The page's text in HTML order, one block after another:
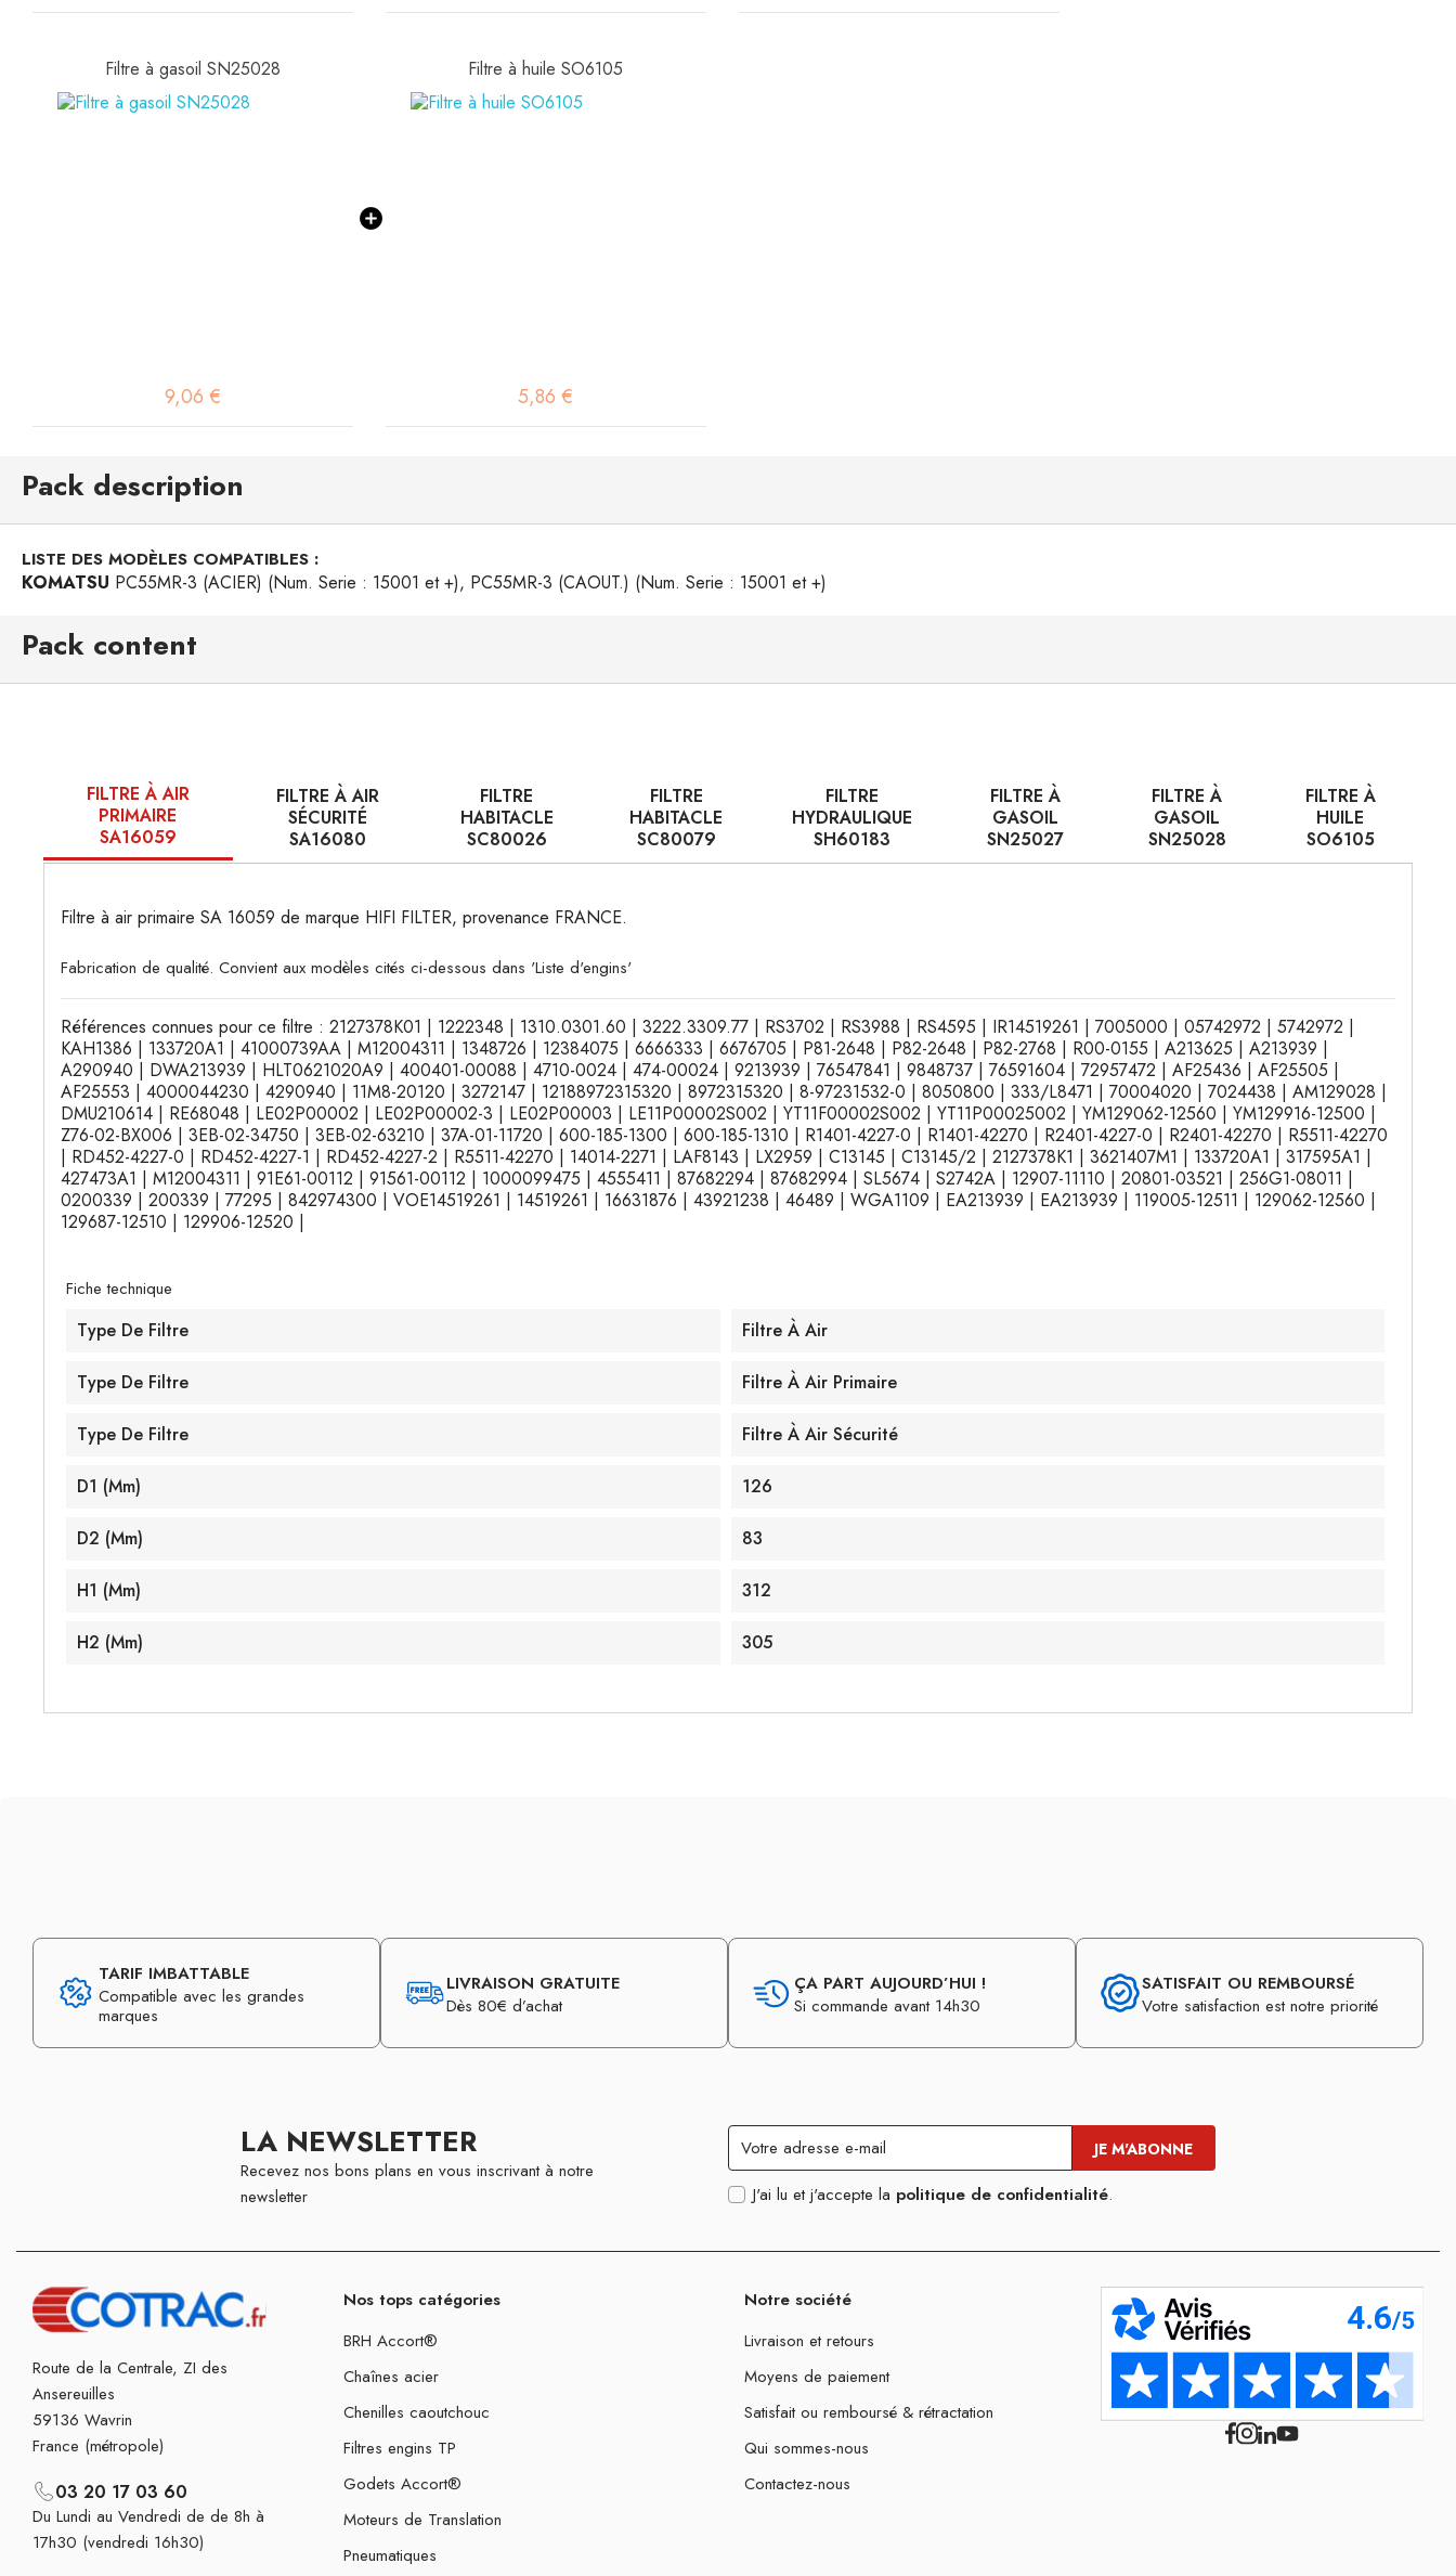
Filtre à gasoil SN25028
9,06 €
Filtre à huile SO6105
5,86 €
Pack description
LISTE DES MODÈLES COMPATIBLES :
KOMATSU PC55MR-3 (ACIER) (Num. Serie : 15001 et +), PC55MR-3 (CAOUT.) (Num. Serie : 15001 et +)
Pack content
FILTRE À AIR
PRIMAIRE
SA16059
FILTRE À AIR
SÉCURITÉ
SA16080
FILTRE
HABITACLE
SC80026
FILTRE
HABITACLE
SC80079
FILTRE
HYDRAULIQUE
SH60183
FILTRE À
GASOIL
SN25027
FILTRE À
GASOIL
SN25028
FILTRE À
HUILE
SO6105
Filtre à air primaire SA 16059 de marque HIFI FILTER, provenance FRANCE.
Fabrication de qualité. Convient aux modèles cités ci-dessous dans 'Liste d'engins'
Références connues pour ce filtre : 2127378K01 | 1222348 | 1310.0301.60 | 3222.3309.77 | RS3702 | RS3988 | RS4595 | IR14519261 | 7005000 | 05742972 | 5742972 |
KAH1386 | 133720A1 | 41000739AA | M12004311 | 1348726 | 12384075 | 6666333 | 6676705 | P81-2648 | P82-2648 | P82-2768 | R00-0155 | A213625 | A213939 |
A290940 | DWA213939 | HLT0621020A9 | 400401-00088 | 4710-0024 | 474-00024 | 9213939 | 76547841 | 9848737 | 76591604 | 72957472 | AF25436 | AF25505 |
AF25553 | 4000044230 | 4290940 | 11M8-20120 | 3272147 | 12188972315320 | 8972315320 | 8-97231532-0 | 8050800 | 333/L8471 | 70004020 | 7024438 | AM129028 |
DMU210614 | RE68048 | LE02P00002 | LE02P00002-3 | LE02P00003 | LE11P00002S002 | YT11F00002S002 | YT11P00025002 | YM129062-12560 | YM129916-12500 |
Z76-02-BX006 | 3EB-02-34750 | 3EB-02-63210 | 37A-01-11720 | 600-185-1300 | 600-185-1310 | R1401-4227-0 | R1401-42270 | R2401-4227-0 | R2401-42270 | R5511-42270
| RD452-4227-0 | RD452-4227-1 | RD452-4227-2 | R5511-42270 | 14014-2271 | LAF8143 | LX2959 | C13145 | C13145/2 | 2127378K1 | 3621407M1 | 133720A1 | 317595A1 |
427473A1 | M12004311 | 91E61-00112 | 91561-00112 | 1000099475 | 4555411 | 87682294 | 87682994 | SL5674 | S2742A | 12907-11110 | 20801-03521 | 256G1-08011 |
0200339 | 200339 | 77295 | 842974300 | VOE14519261 | 14519261 | 16631876 | 43921238 | 46489 | WGA1109 | EA213939 | EA213939 | 119005-12511 | 129062-12560 |
129687-12510 | 129906-12520 |
Fiche technique
Type De Filtre Filtre À Air
Type De Filtre Filtre À Air Primaire
Type De Filtre Filtre À Air Sécurité
D1 (mm) 126
D2 (mm) 83
H1 (mm) 312
H2 (mm) 305
TARIF IMBATTABLE
Compatible avec les grandes
marques
LIVRAISON GRATUITE
Dès 80€ d’achat
ÇA PART AUJOURD’HUI !
Si commande avant 14h30
SATISFAIT OU REMBOURSÉ
Votre satisfaction est notre priorité
LA NEWSLETTER
Recevez nos bons plans en vous inscrivant à notre
newsletter
J'ai lu et j'accepte la politique de confidentialité.
Route de la Centrale, ZI des
Ansereuilles
59136 Wavrin
France (métropole)
03 20 17 03 60
Du Lundi au Vendredi de de 8h à
17h30 (vendredi 16h30)
Nos tops catégories
BRH Accort®
Chaînes acier
Chenilles caoutchouc
Filtres engins TP
Godets Accort®
Moteurs de Translation
Pneumatiques
Notre société
Livraison et retours
Moyens de paiement
Satisfait ou remboursé & rétractation
Qui sommes-nous
Contactez-nous